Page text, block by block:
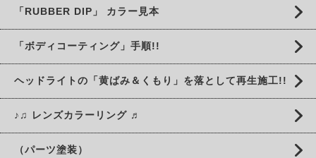
「RUBBER DIP」 カラー見本
「ボディコーティング」手順!!
ヘッドライトの「黄ばみ＆くもり」を落として再生施工!!
♪♫ レンズカラーリング ♬
（パーツ塗装）